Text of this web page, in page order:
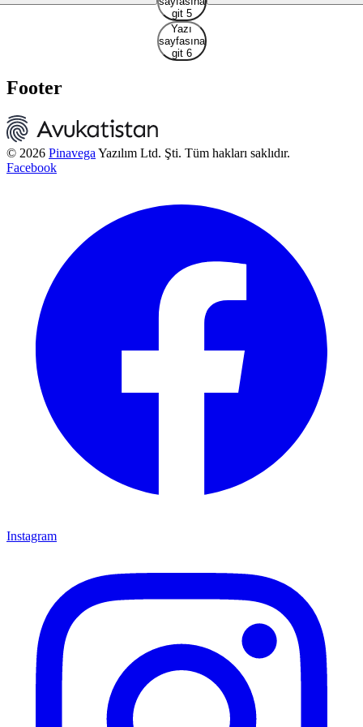
git 5
Yazı
sayfasına
git 6
Footer
© 2026 Pinavega Yazılım Ltd. Şti. Tüm hakları saklıdır.
Facebook
Instagram